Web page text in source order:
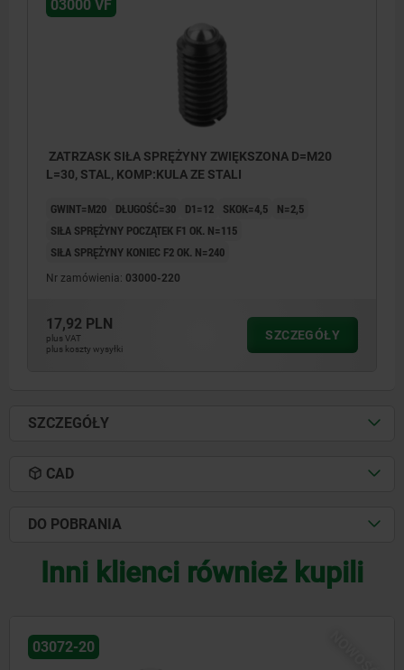
03000 VF
ZATRZASK SIŁA SPRĘŻYNY ZWIĘKSZONA D=M20
L=30, STAL, KOMP:KULA ZE STALI
GWINT=M20 DŁUGOŚĆ=30 D1=12 SKOK=4,5
N=2,5
SIŁA SPRĘŻYNY POCZĄTEK F1 OK. N=115
SIŁA SPRĘŻYNY KONIEC F2 OK. N=240
Nr zamówienia: 03000-220
17,92 PLN
plus VAT
plus koszty wysyłki
SZCZEGÓŁY
SZCZEGÓŁY
CAD
DO POBRANIA
Inni klienci również kupili
03072-30